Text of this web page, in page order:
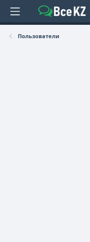
Пользователи